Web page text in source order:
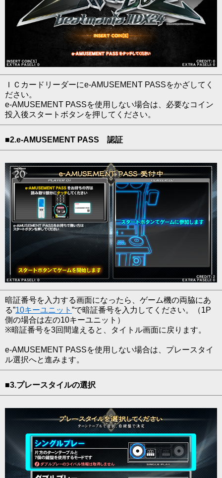
ＩＣカードリーダーにe-AMUSEMENT PASSをかざしてく
ださい。
e-AMUSEMENT PASSを使用しない場合は、必要なコイン
投入後スタートボタンを押してください。
■2.e-AMUSEMENT PASS 認証
暗証番号を入力する画面になったら、ゲーム機の両脇にあ
る”10キーユニット ”で暗証番号を入力してください。（1P
側の場合は左の10キーユニット）
※暗証番号を3回間違えると、タイトル画面に戻ります。
e-AMUSEMENT PASSを使用しない場合は、プレースタイ
ル選択へと進みます。
■3.プレースタイルの選択